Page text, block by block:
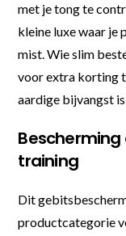
met je tong te
kleine luxe waar je
mist. Wie slim
voor extra korting
aardige bijvangst
training
Dit
productcategorie